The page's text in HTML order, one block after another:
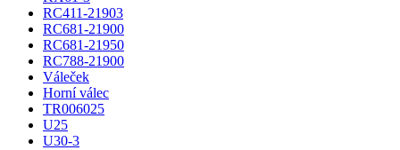
RC411-21903
RC681-21900
RC681-21950
RC788-21900
Váleček
Horní válec
TR006025
U25
U30-3